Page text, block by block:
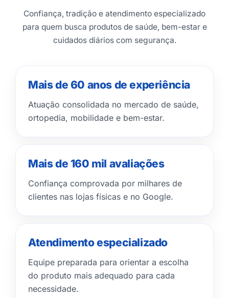
Confiança, tradição e atendimento especializado
para quem busca produtos de saúde, bem-estar e
cuidados diários com segurança.
Mais de 60 anos de experiência
Atuação consolidada no mercado de saúde,
ortopedia, mobilidade e bem-estar.
Mais de 160 mil avaliações
Confiança comprovada por milhares de
clientes nas lojas físicas e no Google.
Atendimento especializado
Equipe preparada para orientar a escolha
do produto mais adequado para cada
necessidade.